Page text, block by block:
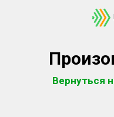
Вернуться